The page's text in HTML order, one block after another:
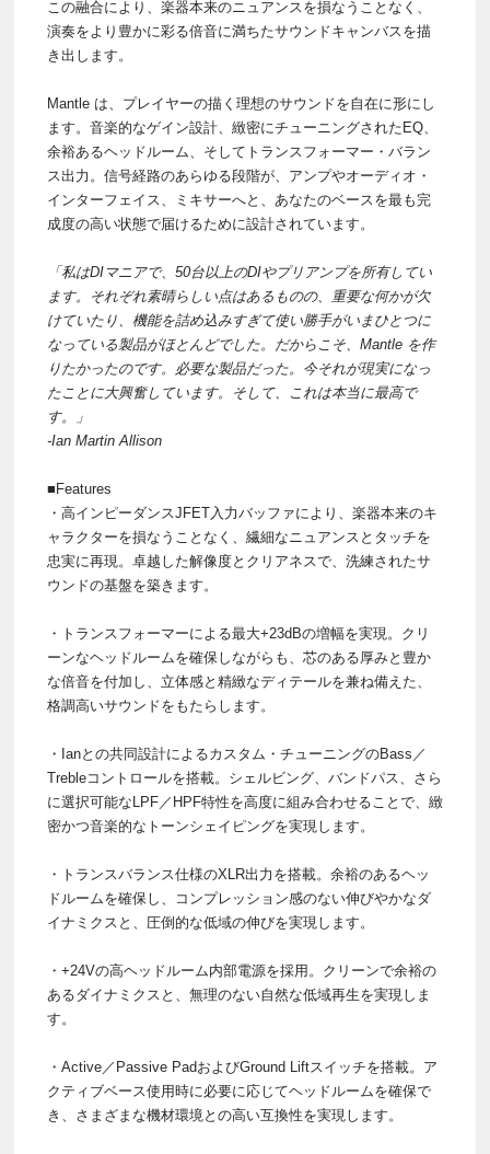
この融合により、楽器本来のニュアンスを損なうことなく、
演奏をより豊かに彩る倍音に満ちたサウンドキャンバスを描
き出します。
Mantle は、プレイヤーの描く理想のサウンドを自在に形にし
ます。音楽的なゲイン設計、緻密にチューニングされたEQ、
余裕あるヘッドルーム、そしてトランスフォーマー・バラン
ス出力。信号経路のあらゆる段階が、アンプやオーディオ・
インターフェイス、ミキサーへと、あなたのベースを最も完
成度の高い状態で届けるために設計されています。
「私はDIマニアで、50台以上のDIやプリアンプを所有してい
ます。それぞれ素晴らしい点はあるものの、重要な何かが欠
けていたり、機能を詰め込みすぎて使い勝手がいまひとつに
なっている製品がほとんどでした。だからこそ、Mantle を作
りたかったのです。必要な製品だった。今それが現実になっ
たことに大興奮しています。そして、これは本当に最高で
す。」
-Ian Martin Allison
■Features
・高インピーダンスJFET入力バッファにより、楽器本来のキ
ャラクターを損なうことなく、繊細なニュアンスとタッチを
忠実に再現。卓越した解像度とクリアネスで、洗練されたサ
ウンドの基盤を築きます。
・トランスフォーマーによる最大+23dBの増幅を実現。クリ
ーンなヘッドルームを確保しながらも、芯のある厚みと豊か
な倍音を付加し、立体感と精緻なディテールを兼ね備えた、
格調高いサウンドをもたらします。
・Ianとの共同設計によるカスタム・チューニングのBass／
Trebleコントロールを搭載。シェルビング、バンドパス、さら
に選択可能なLPF／HPF特性を高度に組み合わせることで、緻
密かつ音楽的なトーンシェイピングを実現します。
・トランスバランス仕様のXLR出力を搭載。余裕のあるヘッ
ドルームを確保し、コンプレッション感のない伸びやかなダ
イナミクスと、圧倒的な低域の伸びを実現します。
・+24Vの高ヘッドルーム内部電源を採用。クリーンで余裕の
あるダイナミクスと、無理のない自然な低域再生を実現しま
す。
・Active／Passive PadおよびGround Liftスイッチを搭載。ア
クティブベース使用時に必要に応じてヘッドルームを確保で
き、さまざまな機材環境との高い互換性を実現します。